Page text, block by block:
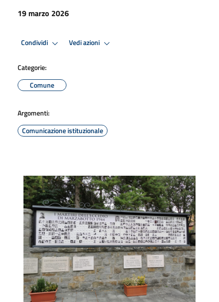
19 marzo 2026
Condividi Vedi azioni
Categorie:
Comune
Argomenti:
Comunicazione istituzionale